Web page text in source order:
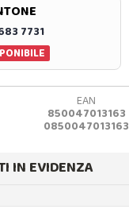
7731
EAN
850047013163
0850047013163
IN EVIDENZA